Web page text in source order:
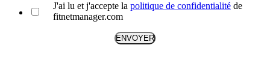
J'ai lu et j'accepte la politique de confidentialité de
fitnetmanager.com